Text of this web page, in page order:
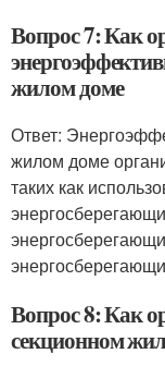
Вопрос 7: Как
жилом доме
Ответ:
жилом доме
таких как
Вопрос 8: Как
секционном